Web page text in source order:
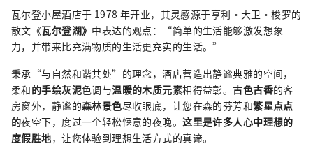
瓦尔登小屋酒店于 1978 年开业，其灵感源于亨利·大卫·梭罗的
散文《瓦尔登湖》 中表达的观点：“简单的生活能够激发想象
力，并带来比充满物质的生活更充实的生活。”
秉承“与自然和谐共处”的理念，酒店营造出静谧典雅的空间，
柔和的手绘灰泥色调与温暖的木质元素相得益彰。古色古香的客
房窗外，静谧的森林景色尽收眼底，让您在森的芬芳和繁星点点
的夜空下，度过一个轻松惬意的夜晚。这里是许多人心中理想的
度假胜地，让您体验到理想生活方式的真谛。